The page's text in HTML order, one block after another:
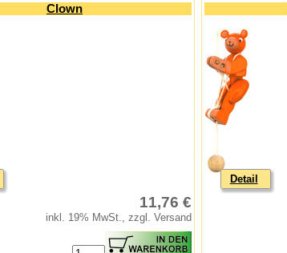
Clown
11,76 €
inkl. 19% MwSt., zzgl. Versand
Detail